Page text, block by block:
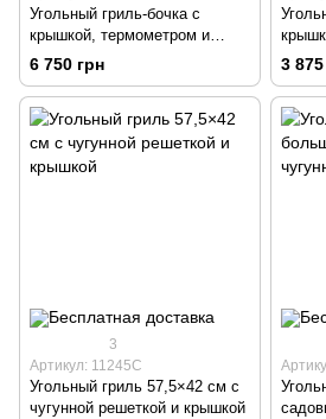
Угольный гриль-бочка с
крышкой, термометром и
полками
6 750 грн
41 см
3
3
Артикул: 11245C
Угольный гриль 57,5×42 см с
чугунной решеткой и крышкой